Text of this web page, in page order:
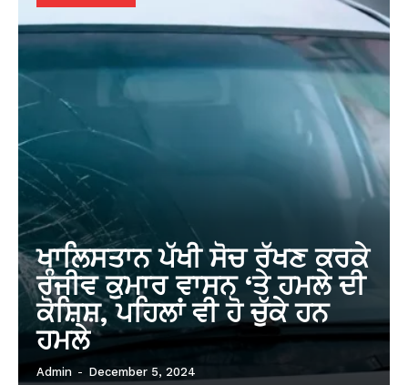
ਖਾਲਿਸਤਾਨ ਪੱਖੀ ਸੋਚ ਰੱਖਣ ਕਰਕੇ
ਰੰਜੀਵ ਕੁਮਾਰ ਵਾਸਨ ‘ਤੇ ਹਮਲੇ ਦੀ
ਕੋਸ਼ਿਸ਼, ਪਹਿਲਾਂ ਵੀ ਹੋ ਚੁੱਕੇ ਹਨ
ਹਮਲੇ
Admin - December 5, 2024